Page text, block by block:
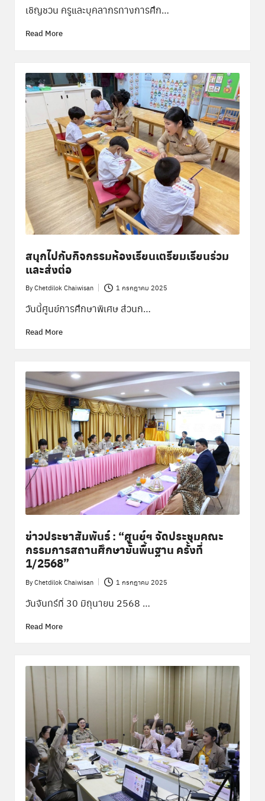
by
เชิญชวน ครูและบุคลากรทางการศึก…
Read More
สนุกไปกับกิจกรรมห้องเรียนเตรียมเรียนร่วม
และส่งต่อ
Posted
by
ByChetdilok Chaiwisan 1 กรกฎาคม 2025
วันนี้ศูนย์การศึกษาพิเศษ ส่วนก…
Read More
ข่าวประชาสัมพันธ์ : “ศูนย์ฯ จัดประชุมคณะ
กรรมการสถานศึกษาขั้นพื้นฐาน ครั้งที่
1/2568”
Posted
by
ByChetdilok Chaiwisan 1 กรกฎาคม 2025
วันจันทร์ที่ 30 มิถุนายน 2568 …
Read More